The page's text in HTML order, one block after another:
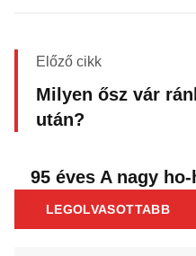
Előző cikk
Milyen ősz vár
után?
95 éves A nagy
LEGOLVASOTTABB